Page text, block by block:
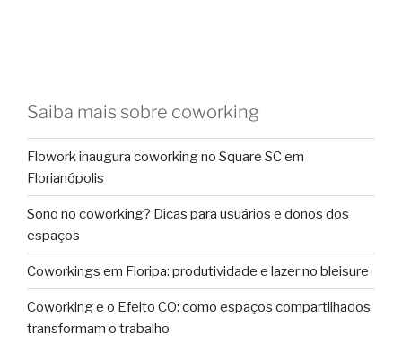
Saiba mais sobre coworking
Flowork inaugura coworking no Square SC em
Florianópolis
Sono no coworking? Dicas para usuários e donos dos
espaços
Coworkings em Floripa: produtividade e lazer no bleisure
Coworking e o Efeito CO: como espaços compartilhados
transformam o trabalho